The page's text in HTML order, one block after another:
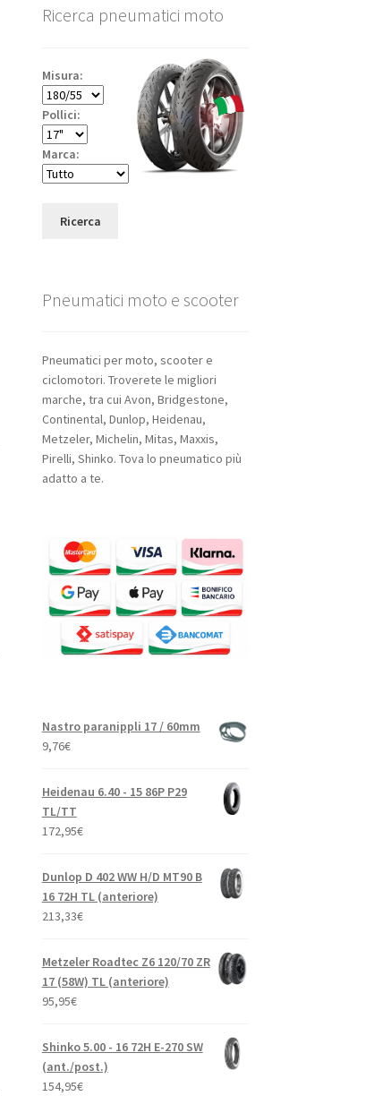
Ricerca pneumatici moto
Misura:
Pollici:
Marca:
Ricerca
Pneumatici moto e scooter
Pneumatici per moto, scooter e
ciclomotori. Troverete le migliori
marche, tra cui Avon, Bridgestone,
Continental, Dunlop, Heidenau,
Metzeler, Michelin, Mitas, Maxxis,
Pirelli, Shinko. Tova lo pneumatico più
adatto a te.
Nastro paranippli 17 / 60mm
9,76€
Heidenau 6.40 - 15 86P P29
TL/TT
172,95€
Dunlop D 402 WW H/D MT90 B
16 72H TL (anteriore)
213,33€
Metzeler Roadtec Z6 120/70 ZR
17 (58W) TL (anteriore)
95,95€
Shinko 5.00 - 16 72H E-270 SW
(ant./post.)
154,95€